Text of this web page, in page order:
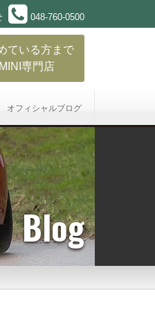
048-760-0500
ている方まで
専門店
オフィシャルブログ
Blog